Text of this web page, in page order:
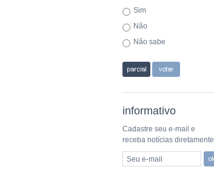
Sim
Não
Não sabe
informativo
Cadastre seu e-mail e
receba notícias diretamente
Seu e-mail